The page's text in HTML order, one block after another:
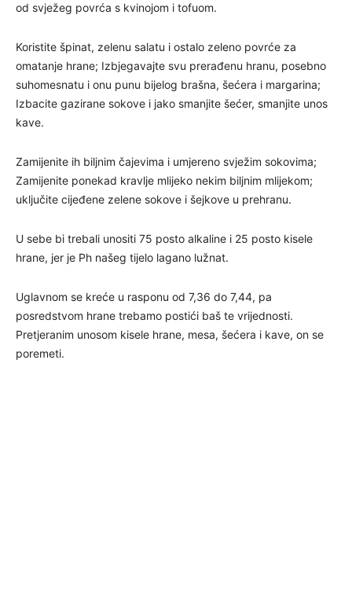
od svježeg povrća s kvinojom i tofuom.
Koristite špinat, zelenu salatu i ostalo zeleno povrće za
omatanje hrane; Izbjegavajte svu prerađenu hranu, posebno
suhomesnatu i onu punu bijelog brašna, šećera i margarina;
Izbacite gazirane sokove i jako smanjite šećer, smanjite unos
kave.
Zamijenite ih biljnim čajevima i umjereno svježim sokovima;
Zamijenite ponekad kravlje mlijeko nekim biljnim mlijekom;
uključite cijeđene zelene sokove i šejkove u prehranu.
U sebe bi trebali unositi 75 posto alkaline i 25 posto kisele
hrane, jer je Ph našeg tijelo lagano lužnat.
Uglavnom se kreće u rasponu od 7,36 do 7,44, pa
posredstvom hrane trebamo postići baš te vrijednosti.
Pretjeranim unosom kisele hrane, mesa, šećera i kave, on se
poremeti.